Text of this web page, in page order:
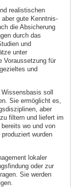
realistischen
gute Kenntnis-
die Absicherung
durch das
und
unter
Voraussetzung für
und
soll
Sie ermöglicht es,
aber
filtern und liefert im
wo und von
wurden
lokaler
oder zur
Sie werden